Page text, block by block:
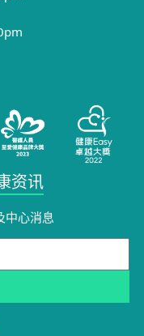
资讯
中心消息​